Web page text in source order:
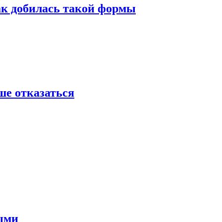
добилась такой формы
отказаться